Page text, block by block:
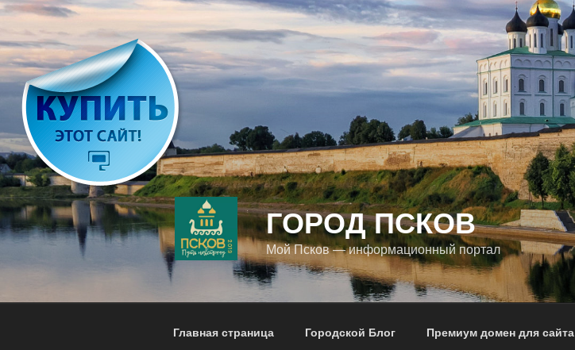
Перейти
содержимому
ГОРОД ПСКОВ
Мой Псков — информационный портал
Главная страница Городской Блог Премиум домен для сайта